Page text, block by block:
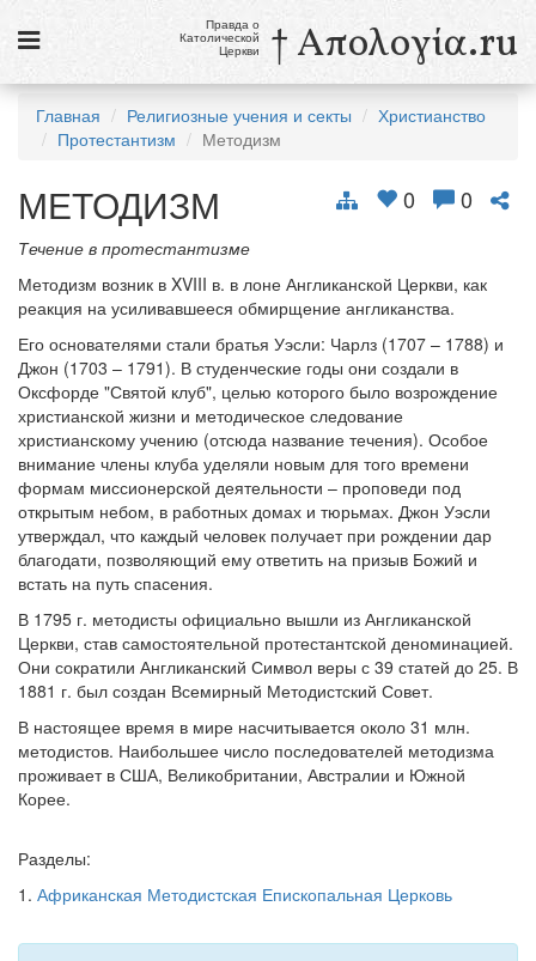
Новости
Католики в России
Галерея
Викторины
Ссылки
Религиозные учения и секты, справочник
9 августа
Св. Тереза Бенедикта Креста, дева и мученица
см. календарь
Обратная связь
mail@apologia.ru
Отправить сообщение
Вход
Правда о
Католической
Церкви † Απολογία.ru
Главная Религиозные учения и секты
Христианство
Протестантизм
Методизм
0 0
МЕТОДИЗМ
Течение в протестантизме
Методизм возник в XVIII в. в лоне Англиканской Церкви, как
реакция на усиливавшееся обмирщение англиканства.
Его основателями стали братья Уэсли: Чарлз (1707 – 1788) и
Джон (1703 – 1791). В студенческие годы они создали в
Оксфорде "Святой клуб", целью которого было возрождение
христианской жизни и методическое следование
христианскому учению (отсюда название течения). Особое
внимание члены клуба уделяли новым для того времени
формам миссионерской деятельности – проповеди под
открытым небом, в работных домах и тюрьмах. Джон Уэсли
утверждал, что каждый человек получает при рождении дар
благодати, позволяющий ему ответить на призыв Божий и
встать на путь спасения.
В 1795 г. методисты официально вышли из Англиканской
Церкви, став самостоятельной протестантской деноминацией.
Они сократили Англиканский Символ веры с 39 статей до 25. В
1881 г. был создан Всемирный Методистский Совет.
В настоящее время в мире насчитывается около 31 млн.
методистов. Наибольшее число последователей методизма
проживает в США, Великобритании, Австралии и Южной
Корее.
Разделы:
1. Африканская Методистская Епископальная Церковь